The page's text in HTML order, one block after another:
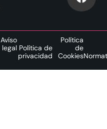
Avíso
legal Política de
privacidad
Política
de
Cookies